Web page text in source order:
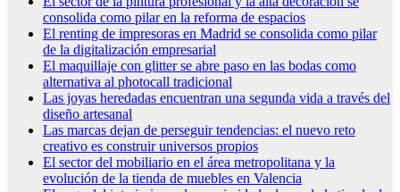
consolida como pilar en la reforma de espacios
El renting de impresoras en Madrid se consolida como pilar
de la digitalización empresarial
El maquillaje con glitter se abre paso en las bodas como
alternativa al photocall tradicional
Las joyas heredadas encuentran una segunda vida a través del
diseño artesanal
Las marcas dejan de perseguir tendencias: el nuevo reto
creativo es construir universos propios
El sector del mobiliario en el área metropolitana y la
evolución de la tienda de muebles en Valencia